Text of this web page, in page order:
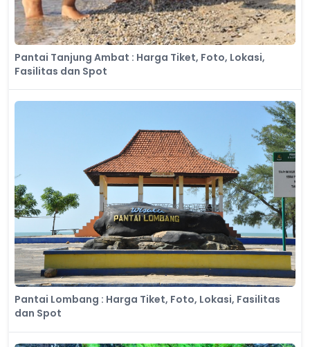
Pantai Tanjung Ambat : Harga Tiket, Foto, Lokasi,
Fasilitas dan Spot
Pantai Lombang : Harga Tiket, Foto, Lokasi, Fasilitas
dan Spot